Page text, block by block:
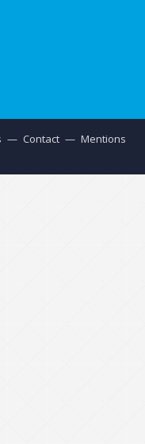
— Contact — Mentions